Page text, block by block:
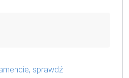
sprawdź